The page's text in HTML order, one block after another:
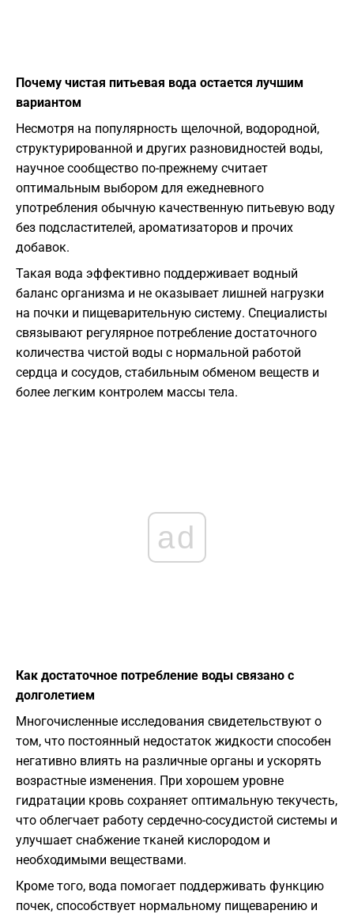
Почему чистая питьевая вода остается лучшим
вариантом
Несмотря на популярность щелочной, водородной,
структурированной и других разновидностей воды,
научное сообщество по-прежнему считает
оптимальным выбором для ежедневного
употребления обычную качественную питьевую воду
без подсластителей, ароматизаторов и прочих
добавок.
Такая вода эффективно поддерживает водный
баланс организма и не оказывает лишней нагрузки
на почки и пищеварительную систему. Специалисты
связывают регулярное потребление достаточного
количества чистой воды с нормальной работой
сердца и сосудов, стабильным обменом веществ и
более легким контролем массы тела.
ad
Как достаточное потребление воды связано с
долголетием
Многочисленные исследования свидетельствуют о
том, что постоянный недостаток жидкости способен
негативно влиять на различные органы и ускорять
возрастные изменения. При хорошем уровне
гидратации кровь сохраняет оптимальную текучесть,
что облегчает работу сердечно-сосудистой системы и
улучшает снабжение тканей кислородом и
необходимыми веществами.
Кроме того, вода помогает поддерживать функцию
почек, способствует нормальному пищеварению и